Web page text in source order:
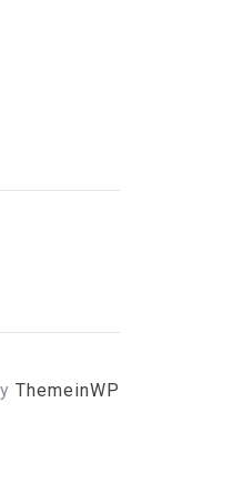
ThemeinWP